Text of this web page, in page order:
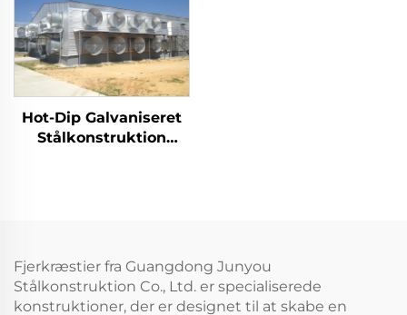
Hot-Dip Galvaniseret
Stålkonstruktion
Fjerkræstier fra Guangdong Junyou
Stålkonstruktion Co., Ltd. er specialiserede
konstruktioner, der er designet til at skabe en